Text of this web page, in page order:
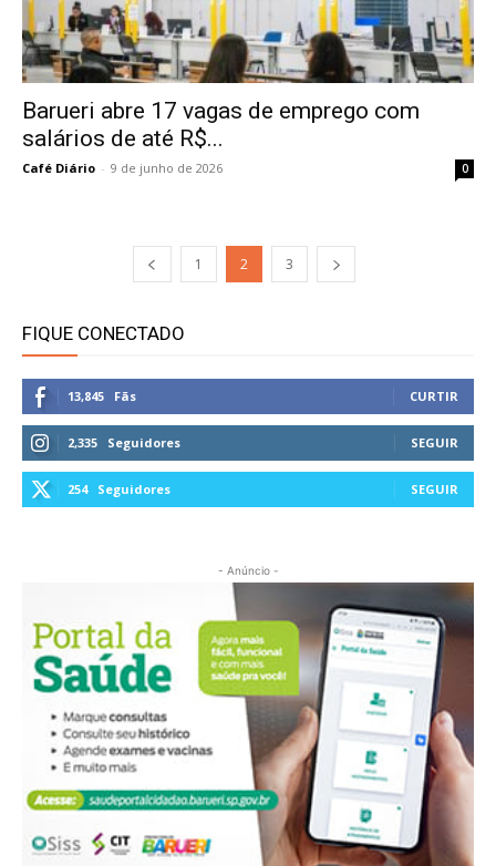
Barueri abre 17 vagas de emprego com
salários de até R$...
Café Diário - 9 de junho de 2026 0
1 2 3
FIQUE CONECTADO
13,845 Fãs CURTIR
2,335 Seguidores SEGUIR
254 Seguidores SEGUIR
- Anúncio -